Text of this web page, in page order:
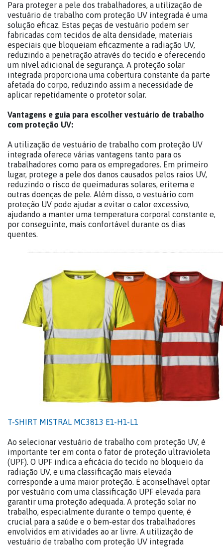
Para proteger a pele dos trabalhadores, a utilização de
vestuário de trabalho com proteção UV integrada é uma
solução eficaz. Estas peças de vestuário podem ser
fabricadas com tecidos de alta densidade, materiais
especiais que bloqueiam eficazmente a radiação UV,
reduzindo a penetração através do tecido e oferecendo
um nível adicional de segurança. A proteção solar
integrada proporciona uma cobertura constante da parte
afetada do corpo, reduzindo assim a necessidade de
aplicar repetidamente o protetor solar.
Vantagens e guia para escolher vestuário de trabalho
com proteção UV:
A utilização de vestuário de trabalho com proteção UV
integrada oferece várias vantagens tanto para os
trabalhadores como para os empregadores. Em primeiro
lugar, protege a pele dos danos causados pelos raios UV,
reduzindo o risco de queimaduras solares, eritema e
outras doenças de pele. Além disso, o vestuário com
proteção UV pode ajudar a evitar o calor excessivo,
ajudando a manter uma temperatura corporal constante e,
por conseguinte, mais confortável durante os dias
quentes.
T-SHIRT MISTRAL MC3813 E1-H1-L1
Ao selecionar vestuário de trabalho com proteção UV, é
importante ter em conta o fator de proteção ultravioleta
(UPF). O UPF indica a eficácia do tecido no bloqueio da
radiação UV, e uma classificação mais elevada
corresponde a uma maior proteção. É aconselhável optar
por vestuário com uma classificação UPF elevada para
garantir uma proteção adequada. A proteção solar no
trabalho, especialmente durante o tempo quente, é
crucial para a saúde e o bem-estar dos trabalhadores
envolvidos em atividades ao ar livre. A utilização de
vestuário de trabalho com proteção UV integrada